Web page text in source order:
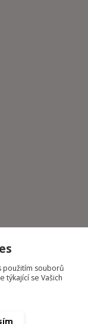
použitím souborů
týkající se Vašich